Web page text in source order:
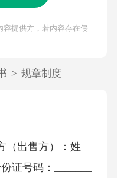
提供方，若内容存在侵
> 规章制度
（出售方）：姓
证号码：_______